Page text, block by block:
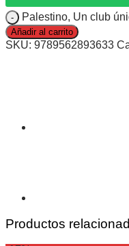
Palestino, Un club
Añadir al carrito
SKU: 9789562893633
Productos